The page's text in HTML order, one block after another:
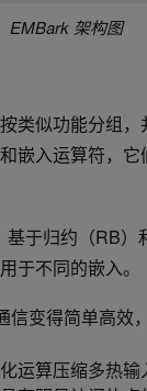
EMBark 架构图
类似功能分组
嵌入运算符，
于归约（RB
于不同的嵌入。
信变得简单高效
运算压缩多热输